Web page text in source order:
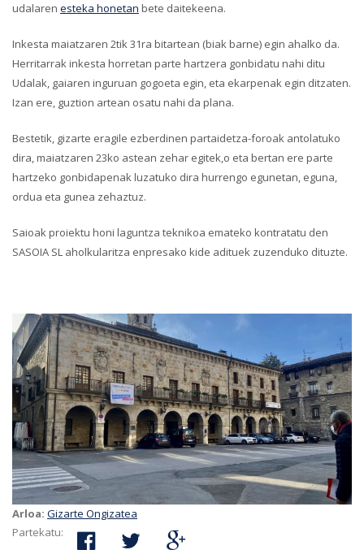
udalaren esteka honetan bete daitekeena.
Inkesta maiatzaren 2tik 31ra bitartean (biak barne) egin ahalko da.
Herritarrak inkesta horretan parte hartzera gonbidatu nahi ditu
Udalak, gaiaren inguruan gogoeta egin, eta ekarpenak egin ditzaten.
Izan ere, guztion artean osatu nahi da plana.
Bestetik, gizarte eragile ezberdinen partaidetza-foroak antolatuko
dira, maiatzaren 23ko astean zehar egitek,o eta bertan ere parte
hartzeko gonbidapenak luzatuko dira hurrengo egunetan, eguna,
ordua eta gunea zehaztuz.
Saioak proiektu honi laguntza teknikoa emateko kontratatu den
SASOIA SL aholkularitza enpresako kide adituek zuzenduko dituzte.
Arloa: Gizarte Ongizatea
Partekatu: